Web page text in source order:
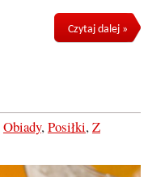
Czytaj dalej »
Obiady, Posiłki, Z